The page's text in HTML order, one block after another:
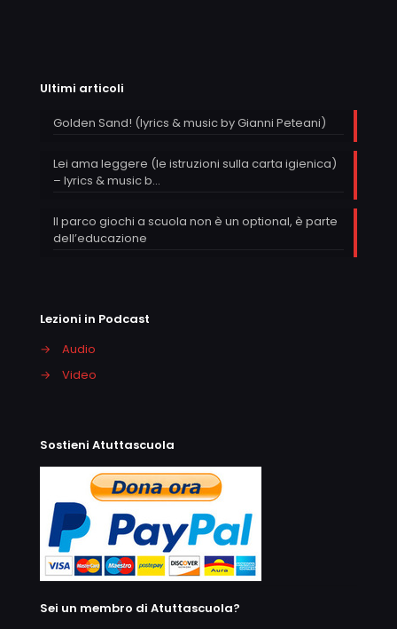
Ultimi articoli
Golden Sand! (lyrics & music by Gianni Peteani)
Lei ama leggere (le istruzioni sulla carta igienica)
– lyrics & music b…
Il parco giochi a scuola non è un optional, è parte
dell’educazione
Lezioni in Podcast
→
Audio
→
Video
Sostieni Atuttascuola
Sei un membro di Atuttascuola?